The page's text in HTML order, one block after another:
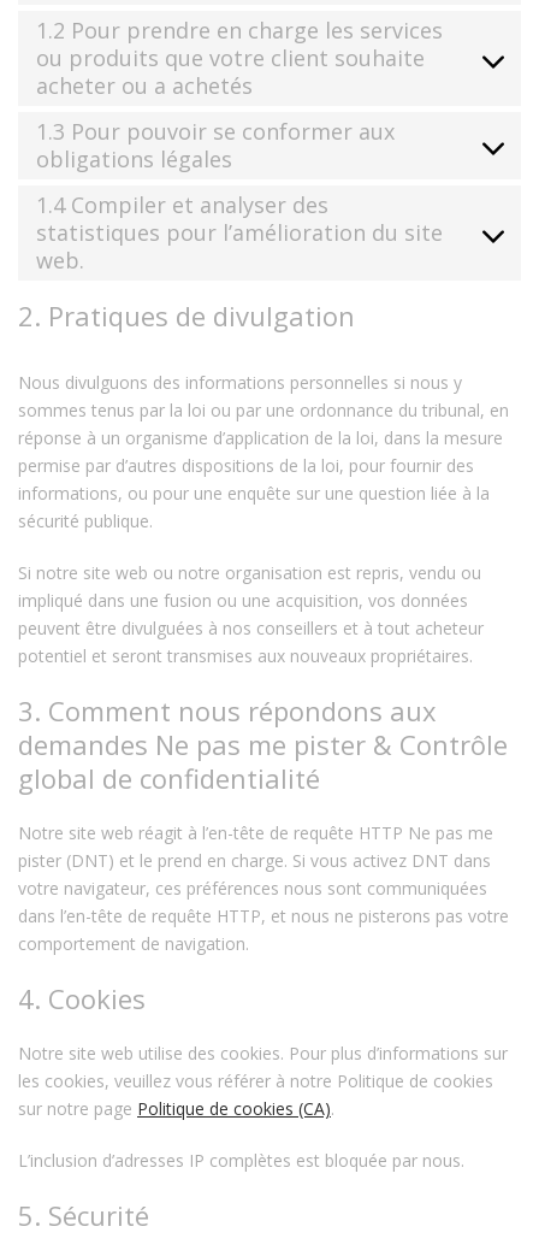
1.2 Pour prendre en charge les services
ou produits que votre client souhaite
acheter ou a achetés
1.3 Pour pouvoir se conformer aux
obligations légales
1.4 Compiler et analyser des
statistiques pour l’amélioration du site
web.
2. Pratiques de divulgation
Nous divulguons des informations personnelles si nous y
sommes tenus par la loi ou par une ordonnance du tribunal, en
réponse à un organisme d’application de la loi, dans la mesure
permise par d’autres dispositions de la loi, pour fournir des
informations, ou pour une enquête sur une question liée à la
sécurité publique.
Si notre site web ou notre organisation est repris, vendu ou
impliqué dans une fusion ou une acquisition, vos données
peuvent être divulguées à nos conseillers et à tout acheteur
potentiel et seront transmises aux nouveaux propriétaires.
3. Comment nous répondons aux
demandes Ne pas me pister & Contrôle
global de confidentialité
Notre site web réagit à l’en-tête de requête HTTP Ne pas me
pister (DNT) et le prend en charge. Si vous activez DNT dans
votre navigateur, ces préférences nous sont communiquées
dans l’en-tête de requête HTTP, et nous ne pisterons pas votre
comportement de navigation.
4. Cookies
Notre site web utilise des cookies. Pour plus d’informations sur
les cookies, veuillez vous référer à notre Politique de cookies
sur notre page Politique de cookies (CA).
L’inclusion d’adresses IP complètes est bloquée par nous.
5. Sécurité